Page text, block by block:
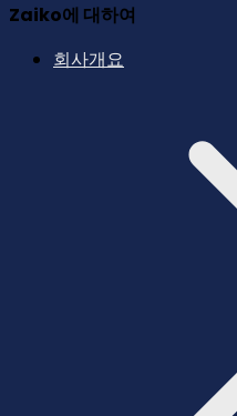
Zaiko에 대하여
회사개요